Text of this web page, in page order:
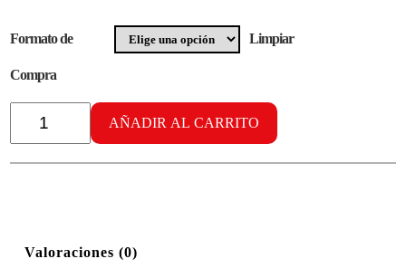
Formato de
Compra
Limpiar
Radikal
Aerobike
cantidad
AÑADIR AL CARRITO
Valoraciones (0)